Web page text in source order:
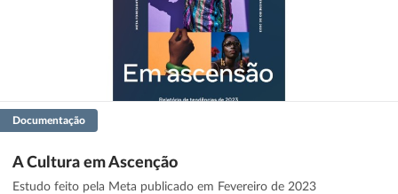
Documentação
A Cultura em Ascenção
Estudo feito pela Meta publicado em Fevereiro de 2023